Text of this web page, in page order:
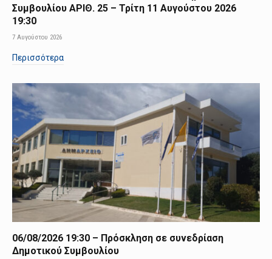
Συμβουλίου ΑΡΙΘ. 25 – Τρίτη 11 Αυγούστου 2026
19:30
7 Αυγούστου 2026
Περισσότερα
06/08/2026 19:30 – Πρόσκληση σε συνεδρίαση
Δημοτικού Συμβουλίου